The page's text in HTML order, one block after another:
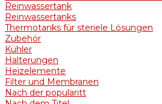
Reinwassertank
Reinwassertanks
Thermotanks für steriele Lösungen
Zubehör
Kühler
Halterungen
Heizelemente
Filter und Membranen
Nach der popularitt